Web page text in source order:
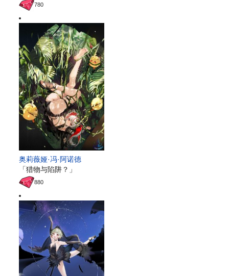
780
奥莉薇娅·冯·阿诺德
「猎物与陷阱？」
880